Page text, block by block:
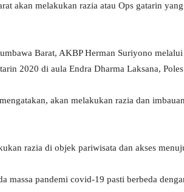
akan melakukan razia atau Ops gatarin
Barat, AKBP Herman Suriyono
2020 di aula Endra Dharma Laksana,
akan melakukan razia dan
razia di objek pariwisata dan akses
massa pandemi covid-19 pasti berbeda